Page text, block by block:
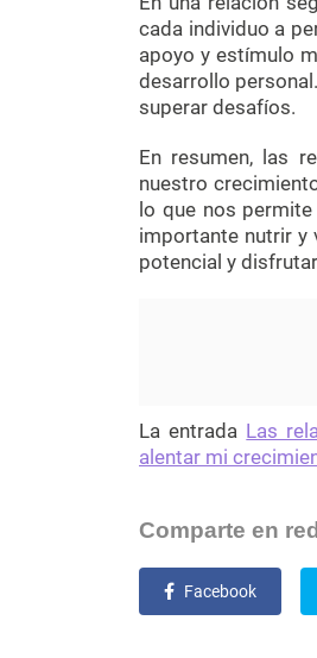
cada individuo a
apoyo y estímulo
desarrollo
superar desafíos.
En resumen, las
nuestro
lo que nos
importante nutrir y
potencial y
La entrada Las
alentar mi
Comparte en
Facebook